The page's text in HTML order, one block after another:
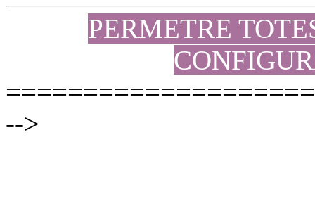
PERMETRE
-->